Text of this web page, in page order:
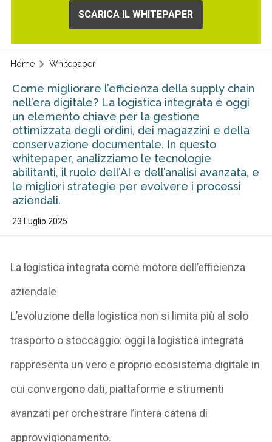
SCARICA IL WHITEPAPER
Home Whitepaper
Come migliorare l’efficienza della supply chain
nell’era digitale? La logistica integrata è oggi
un elemento chiave per la gestione
ottimizzata degli ordini, dei magazzini e della
conservazione documentale. In questo
whitepaper, analizziamo le tecnologie
abilitanti, il ruolo dell’AI e dell’analisi avanzata, e
le migliori strategie per evolvere i processi
aziendali.
23 Luglio 2025
La logistica integrata come motore dell’efficienza
aziendale
L’evoluzione della logistica non si limita più al solo
trasporto o stoccaggio: oggi la logistica integrata
rappresenta un vero e proprio ecosistema digitale in
cui convergono dati, piattaforme e strumenti
avanzati per orchestrare l’intera catena di
approvvigionamento.